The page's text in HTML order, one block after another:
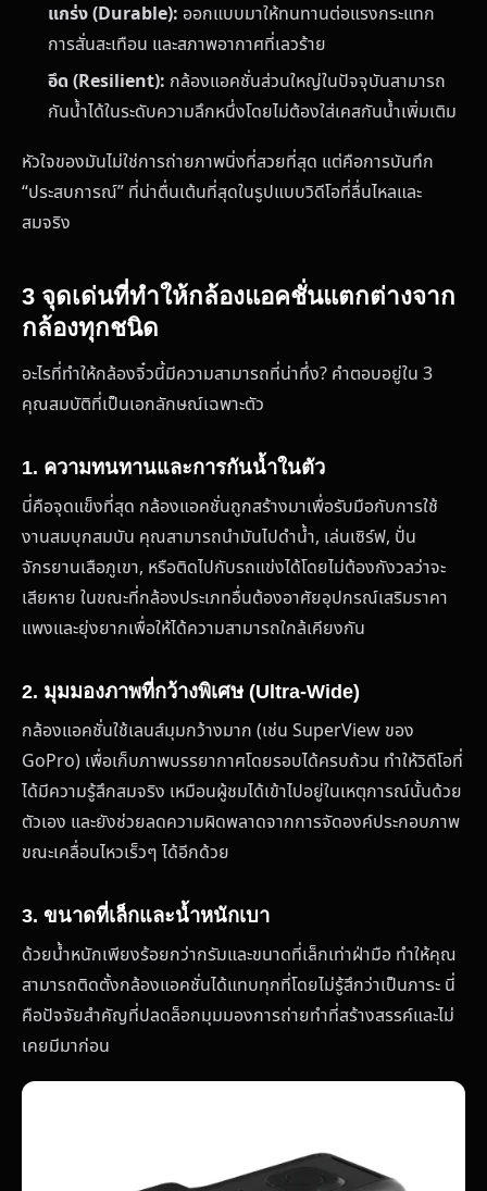
แกร่ง (Durable): ออกแบบมาให้ทนทานต่อแรงกระแทก
การสั่นสะเทือน และสภาพอากาศที่เลวร้าย
อึด (Resilient): กล้องแอคชั่นส่วนใหญ่ในปัจจุบันสามารถ
กันน้ำได้ในระดับความลึกหนึ่งโดยไม่ต้องใส่เคสกันน้ำเพิ่มเติม
หัวใจของมันไม่ใช่การถ่ายภาพนิ่งที่สวยที่สุด แต่คือการบันทึก
“ประสบการณ์” ที่น่าตื่นเต้นที่สุดในรูปแบบวิดีโอที่ลื่นไหลและ
สมจริง
3 จุดเด่นที่ทำให้กล้องแอคชั่นแตกต่างจาก
กล้องทุกชนิด
อะไรที่ทำให้กล้องจิ๋วนี้มีความสามารถที่น่าทึ่ง? คำตอบอยู่ใน 3
คุณสมบัติที่เป็นเอกลักษณ์เฉพาะตัว
1. ความทนทานและการกันน้ำในตัว
นี่คือจุดแข็งที่สุด กล้องแอคชั่นถูกสร้างมาเพื่อรับมือกับการใช้
งานสมบุกสมบัน คุณสามารถนำมันไปดำน้ำ, เล่นเซิร์ฟ, ปั่น
จักรยานเสือภูเขา, หรือติดไปกับรถแข่งได้โดยไม่ต้องกังวลว่าจะ
เสียหาย ในขณะที่กล้องประเภทอื่นต้องอาศัยอุปกรณ์เสริมราคา
แพงและยุ่งยากเพื่อให้ได้ความสามารถใกล้เคียงกัน
2. มุมมองภาพที่กว้างพิเศษ (Ultra-Wide)
กล้องแอคชั่นใช้เลนส์มุมกว้างมาก (เช่น SuperView ของ
GoPro) เพื่อเก็บภาพบรรยากาศโดยรอบได้ครบถ้วน ทำให้วิดีโอที่
ได้มีความรู้สึกสมจริง เหมือนผู้ชมได้เข้าไปอยู่ในเหตุการณ์นั้นด้วย
ตัวเอง และยังช่วยลดความผิดพลาดจากการจัดองค์ประกอบภาพ
ขณะเคลื่อนไหวเร็วๆ ได้อีกด้วย
3. ขนาดที่เล็กและน้ำหนักเบา
ด้วยน้ำหนักเพียงร้อยกว่ากรัมและขนาดที่เล็กเท่าฝ่ามือ ทำให้คุณ
สามารถติดตั้งกล้องแอคชั่นได้แทบทุกที่โดยไม่รู้สึกว่าเป็นภาระ นี่
คือปัจจัยสำคัญที่ปลดล็อกมุมมองการถ่ายทำที่สร้างสรรค์และไม่
เคยมีมาก่อน